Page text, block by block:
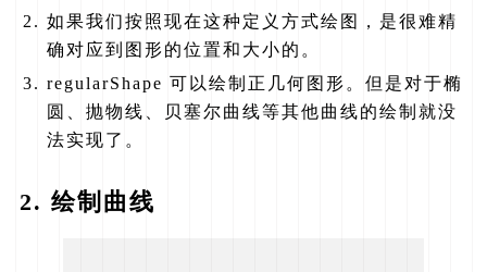
如果我们按照现在这种定义方式绘图，是很难精
确对应到图形的位置和大小的。
regularShape 可以绘制正几何图形。但是对于椭
圆、抛物线、贝塞尔曲线等其他曲线的绘制就没
法实现了。
2. 绘制曲线